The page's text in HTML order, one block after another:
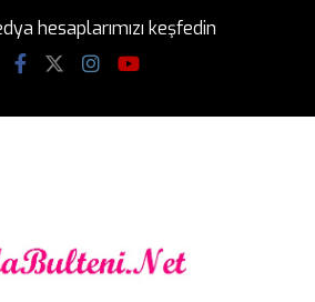
hesaplarımızı keşfedin